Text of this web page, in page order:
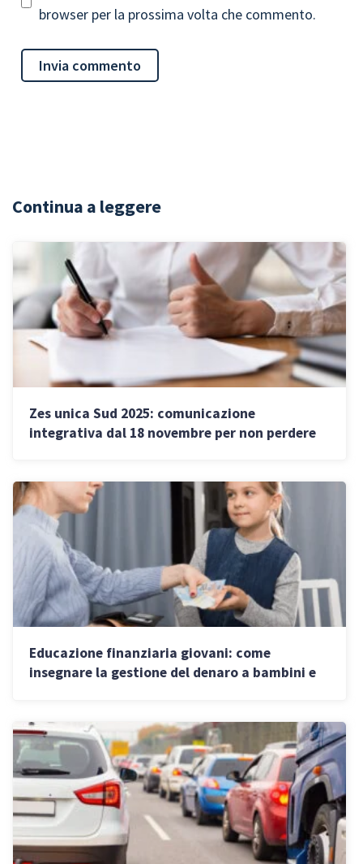
browser per la prossima volta che commento.
Continua a leggere
Zes unica Sud 2025: comunicazione
integrativa dal 18 novembre per non perdere
Educazione finanziaria giovani: come
insegnare la gestione del denaro a bambini e